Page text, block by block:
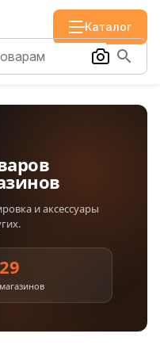
Каталог
и аксессуары
29
магазинов